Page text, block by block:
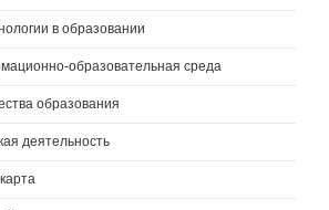
в образовании
образовательная среда
образования
деятельность